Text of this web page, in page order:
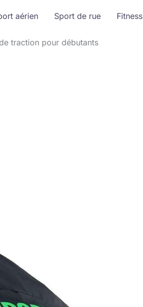
aérien Sport de rue Fitness
traction pour débutants